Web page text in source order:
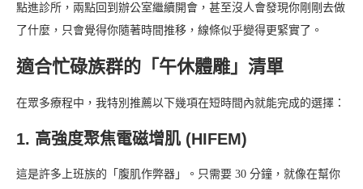
點進診所，兩點回到辦公室繼續開會，甚至沒人會發現你剛剛去做
了什麼，只會覺得你隨著時間推移，線條似乎變得更緊實了。
適合忙碌族群的「午休體雕」清單
在眾多療程中，我特別推薦以下幾項在短時間內就能完成的選擇：
1. 高強度聚焦電磁增肌 (HIFEM)
這是許多上班族的「腹肌作弊器」。只需要 30 分鐘，就像在幫你